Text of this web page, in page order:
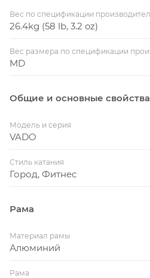
Вес по спецификации
26.4kg (58 lb, 3.2 oz)
Вес размера по спецификации
MD
Общие и основные свойства
Модель и серия
VADO
Стиль катания
Город, Фитнес
Рама
Материал рамы
Алюминий
Рама